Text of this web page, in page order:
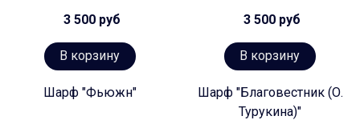
3 500 руб
В корзину
Шарф "Фьюжн"
3 500 руб
В корзину
Шарф "Благовестник (О.
Турукина)"